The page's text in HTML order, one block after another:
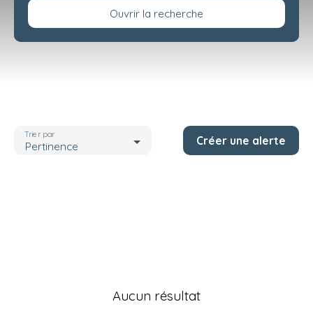
Ouvrir la recherche
Budget max (€)
Pertinence
Trier par Créer une alerte
Aucun résultat